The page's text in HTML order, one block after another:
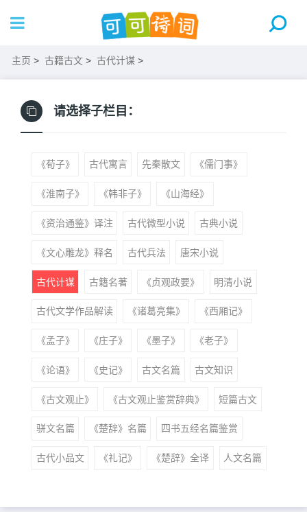
主页 > 古籍古文 > 古代计谋 >
请选择子栏目：
《荀子》 古代寓言 先秦散文 《儒门事》
《淮南子》 《韩非子》 《山海经》
《资治通鉴》译注 古代微型小说 古典小说
《文心雕龙》释名 古代兵法 唐宋小说
古代计谋 古籍名著 《贞观政要》 明清小说
古代文学作品解读 《诸葛亮集》 《西厢记》
《孟子》 《庄子》 《墨子》 《老子》
《论语》 《史记》 古文名篇 古文知识
《古文观止》 《古文观止鉴赏辞典》 短篇古文
骈文名篇 《楚辞》名篇 四书五经名篇鉴赏
古代小品文 《礼记》 《楚辞》全译 人文名篇